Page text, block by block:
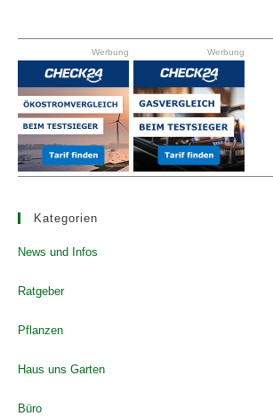
Werbung Werbung
Kategorien
News und Infos
Ratgeber
Pflanzen
Haus uns Garten
Büro